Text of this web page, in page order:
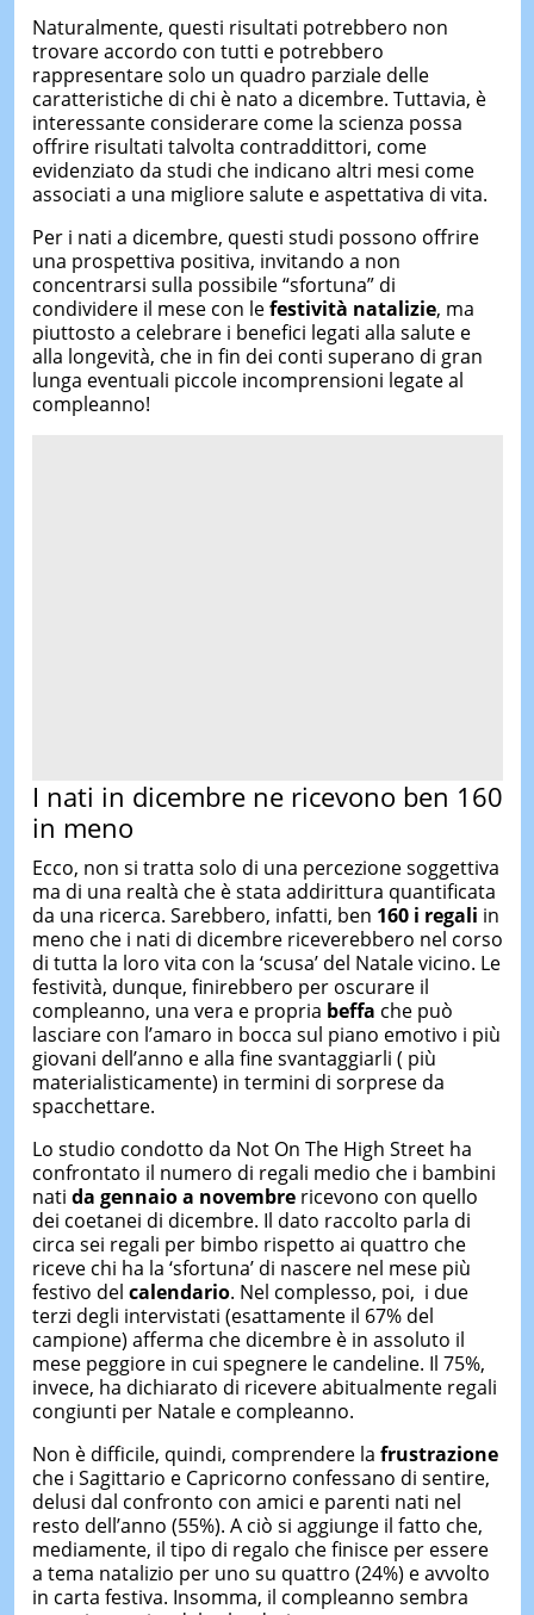
Naturalmente, questi risultati potrebbero non
trovare accordo con tutti e potrebbero
rappresentare solo un quadro parziale delle
caratteristiche di chi è nato a dicembre. Tuttavia, è
interessante considerare come la scienza possa
offrire risultati talvolta contraddittori, come
evidenziato da studi che indicano altri mesi come
associati a una migliore salute e aspettativa di vita.
Per i nati a dicembre, questi studi possono offrire
una prospettiva positiva, invitando a non
concentrarsi sulla possibile “sfortuna” di
condividere il mese con lefestività natalizie, ma
piuttosto a celebrare i benefici legati alla salute e
alla longevità, che in fin dei conti superano di gran
lunga eventuali piccole incomprensioni legate al
compleanno!
I nati in dicembre ne ricevono ben 160
in meno
Ecco, non si tratta solo di una percezione soggettiva
ma di una realtà che è stata addirittura quantificata
da una ricerca. Sarebbero, infatti, ben 160 i regali in
meno che i nati di dicembre riceverebbero nel corso
di tutta la loro vita con la ‘scusa’ del Natale vicino. Le
festività, dunque, finirebbero per oscurare il
compleanno, una vera e propria beffa che può
lasciare con l’amaro in bocca sul piano emotivo i più
giovani dell’anno e alla fine svantaggiarli ( più
materialisticamente) in termini di sorprese da
spacchettare.
Lo studio condotto da Not On The High Street ha
confrontato il numero di regali medio che i bambini
nati da gennaio a novembrericevono con quello
dei coetanei di dicembre. Il dato raccolto parla di
circa sei regali per bimbo rispetto ai quattro che
riceve chi ha la ‘sfortuna’ di nascere nel mese più
festivo del calendario. Nel complesso, poi, i due
terzi degli intervistati (esattamente il 67% del
campione) afferma che dicembre è in assoluto il
mese peggiore in cui spegnere le candeline. Il 75%,
invece, ha dichiarato di ricevere abitualmente regali
congiunti per Natale e compleanno.
Non è difficile, quindi, comprendere la frustrazione
che i Sagittario e Capricorno confessano di sentire,
delusi dal confronto con amici e parenti nati nel
resto dell’anno (55%). A ciò si aggiunge il fatto che,
mediamente, il tipo di regalo che finisce per essere
a tema natalizio per uno su quattro (24%) e avvolto
in carta festiva. Insomma, il compleanno sembra